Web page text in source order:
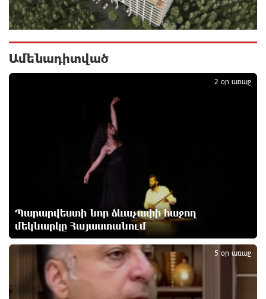
43 րոպե առաջ
Վաղը մենք ԱԺ չենք գալու. Նարեկ Կարապետյան
ՈւՂԻՂ. Նարեկ Կարապետյանը հանդես է գալիս
հայտարարությամբ
Moody’s-ը IDBank-ի վարկանիշային հեռանկարը
փոխել է դրականի
Վեհափառի անձնագրի մեջ գրված է՝ Գարեգին Բ․
նույնիսկ քննիչներն ու դատախազներն են այդպես
դիմում նրան՝ իրենց հավատից ելնելով․
տեսանյութ
Ամենադիտված
Պարարվեստի նոր ձևաչափի հաջող
մեկնարկը Հայաստանում
2 օր առաջ
1
5 օր առաջ
2